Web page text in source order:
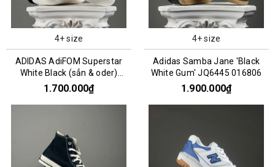
4+ size
ADIDAS AdiFOM Superstar
White Black (sẳn & oder)
HQ8750
1.700.000₫
4+ size
Adidas Samba Jane 'Black
White Gum' JQ6445 016806
1.900.000₫